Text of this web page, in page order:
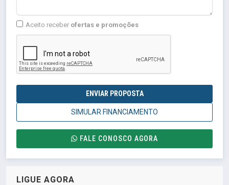
Aceito receber ofertas e promoções
ENVIAR PROPOSTA
SIMULAR FINANCIAMENTO
FALE CONOSCO AGORA
LIGUE AGORA